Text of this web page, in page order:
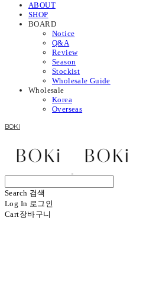
ABOUT
SHOP
BOARD
Notice
Q&A
Review
Season
Stockist
Wholesale Guide
Wholesale
Korea
Overseas
BOKI
Search 검색
Log In 로그인
Cart장바구니